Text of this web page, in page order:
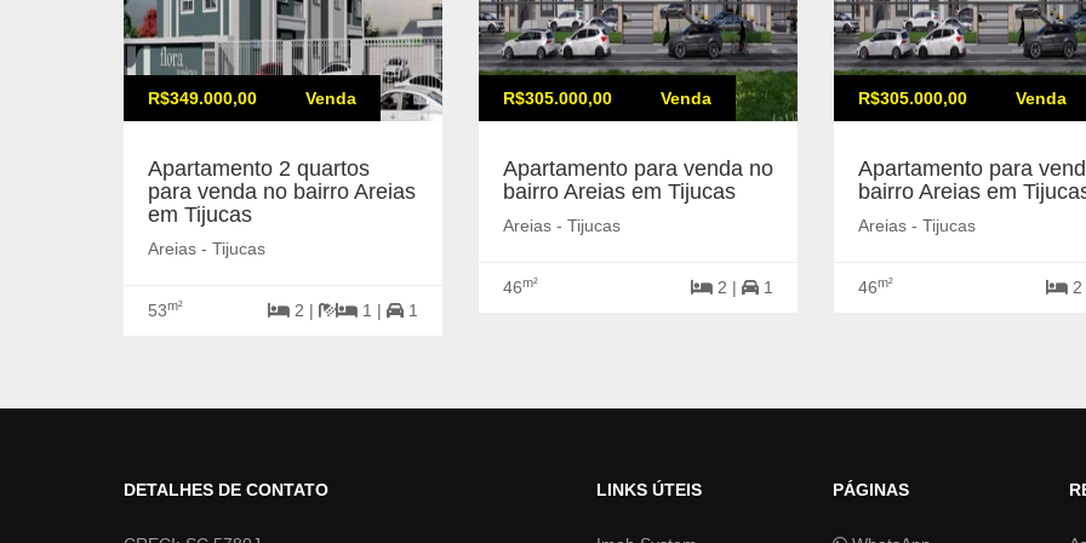
R$349.000,00 Venda
Apartamento 2 quartos
para venda no bairro Areias
em Tijucas
Areias - Tijucas
53m² 2 | 1 | 1
R$305.000,00 Venda
Apartamento para venda no
bairro Areias em Tijucas
Areias - Tijucas
46m² 2 | 1
R$305.000,00 Venda
Apartamento para
bairro Areias em
Areias - Tijucas
46m² 2
DETALHES DE CONTATO LINKS ÚTEIS PÁGINAS